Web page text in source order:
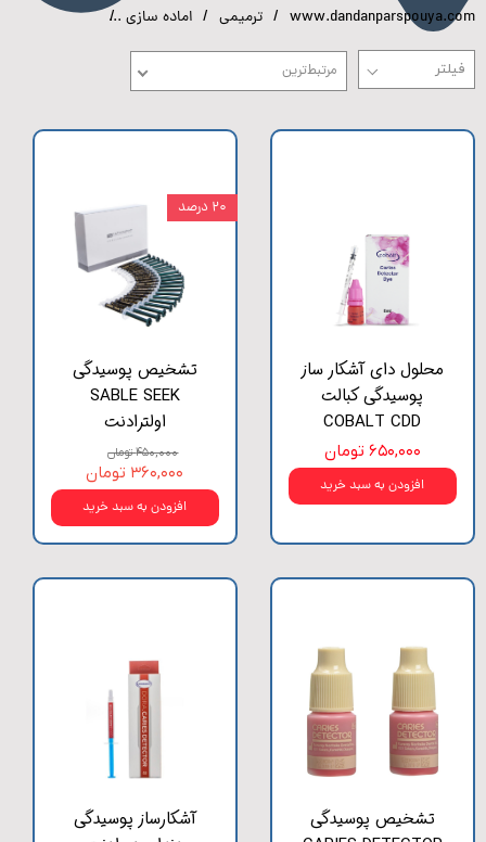
www.dandanparspouya.com ترمیمی اماده سازی تشخیص
مرتبط‌ترین
محلول دای آشکار ساز
پوسیدگی کبالت
COBALT CDD
۶۵۰,۰۰۰ تومان
افزودن به سبد خرید
تشخیص پوسیدگی
SABLE SEEK
اولترادنت
۴۵۰,۰۰۰ تومان
۳۶۰,۰۰۰ تومان
افزودن به سبد خرید
۲۰ درصد
تشخیص پوسیدگی
آشکارساز پوسیدگی